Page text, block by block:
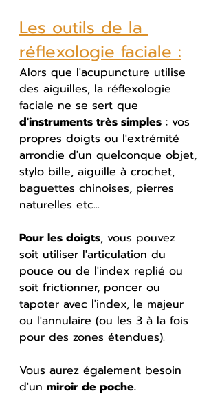
Les outils de la
réflexologie faciale :
Alors que l'acupuncture utilise
des aiguilles, la réflexologie
faciale ne se sert que
d'instruments très simples : vos
propres doigts ou l'extrémité
arrondie d'un quelconque objet,
stylo bille, aiguille à crochet,
baguettes chinoises, pierres
naturelles etc...
Pour les doigts, vous pouvez
soit utiliser l'articulation du
pouce ou de l'index replié ou
soit frictionner, poncer ou
tapoter avec l'index, le majeur
ou l'annulaire (ou les 3 à la fois
pour des zones étendues).
Vous aurez également besoin
d'un miroir de poche.